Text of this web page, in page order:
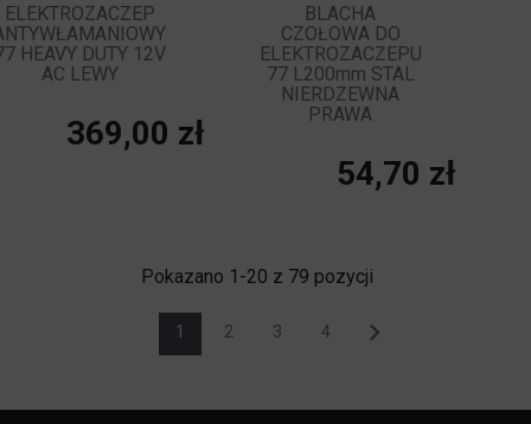
ELEKTROZACZEP
HEAVY DUTY 12V
AC LEWY
Cena
369,00 zł
BLACHA
CZOŁOWA DO
ELEKTROZACZEPU
77 L200mm STAL
NIERDZEWNA
PRAWA
Cena
54,70 zł
Pokazano 1-20 z 79 pozycji
1 2 3 4 